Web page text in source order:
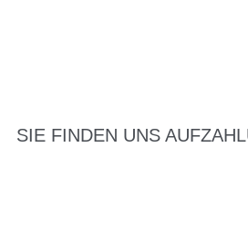
SIE FINDEN UNS AUF